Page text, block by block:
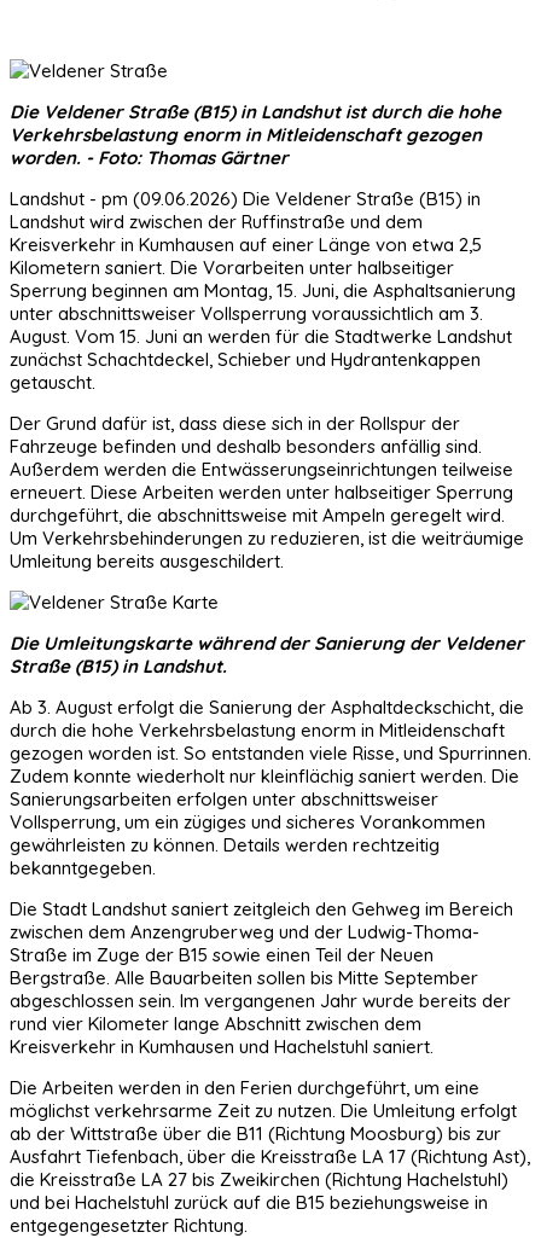
Die Veldener Straße (B15) in Landshut ist durch die hohe
Verkehrsbelastung enorm in Mitleidenschaft gezogen
worden. - Foto: Thomas Gärtner
Landshut - pm (09.06.2026) Die Veldener Straße (B15) in
Landshut wird zwischen der Ruffinstraße und dem
Kreisverkehr in Kumhausen auf einer Länge von etwa 2,5
Kilometern saniert. Die Vorarbeiten unter halbseitiger
Sperrung beginnen am Montag, 15. Juni, die Asphaltsanierung
unter abschnittsweiser Vollsperrung voraussichtlich am 3.
August. Vom 15. Juni an werden für die Stadtwerke Landshut
zunächst Schachtdeckel, Schieber und Hydrantenkappen
getauscht.
Der Grund dafür ist, dass diese sich in der Rollspur der
Fahrzeuge befinden und deshalb besonders anfällig sind.
Außerdem werden die Entwässerungseinrichtungen teilweise
erneuert. Diese Arbeiten werden unter halbseitiger Sperrung
durchgeführt, die abschnittsweise mit Ampeln geregelt wird.
Um Verkehrsbehinderungen zu reduzieren, ist die weiträumige
Umleitung bereits ausgeschildert.
Die Umleitungskarte während der Sanierung der Veldener
Straße (B15) in Landshut.
Ab 3. August erfolgt die Sanierung der Asphaltdeckschicht, die
durch die hohe Verkehrsbelastung enorm in Mitleidenschaft
gezogen worden ist. So entstanden viele Risse, und Spurrinnen.
Zudem konnte wiederholt nur kleinflächig saniert werden. Die
Sanierungsarbeiten erfolgen unter abschnittsweiser
Vollsperrung, um ein zügiges und sicheres Vorankommen
gewährleisten zu können. Details werden rechtzeitig
bekanntgegeben.
Die Stadt Landshut saniert zeitgleich den Gehweg im Bereich
zwischen dem Anzengruberweg und der Ludwig-Thoma-
Straße im Zuge der B15 sowie einen Teil der Neuen
Bergstraße. Alle Bauarbeiten sollen bis Mitte September
abgeschlossen sein. Im vergangenen Jahr wurde bereits der
rund vier Kilometer lange Abschnitt zwischen dem
Kreisverkehr in Kumhausen und Hachelstuhl saniert.
Die Arbeiten werden in den Ferien durchgeführt, um eine
möglichst verkehrsarme Zeit zu nutzen. Die Umleitung erfolgt
ab der Wittstraße über die B11 (Richtung Moosburg) bis zur
Ausfahrt Tiefenbach, über die Kreisstraße LA 17 (Richtung Ast),
die Kreisstraße LA 27 bis Zweikirchen (Richtung Hachelstuhl)
und bei Hachelstuhl zurück auf die B15 beziehungsweise in
entgegengesetzter Richtung.